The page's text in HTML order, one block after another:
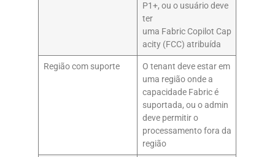
P1+, ou o usuário deve
ter
uma Fabric Copilot Cap
acity (FCC) atribuída
Região com suporte
O tenant deve estar em
uma região onde a
capacidade Fabric é
suportada, ou o admin
deve permitir o
processamento fora da
região